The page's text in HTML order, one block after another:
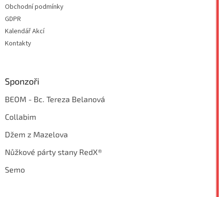
Obchodní podmínky
GDPR
Kalendář Akcí
Kontakty
Sponzoři
BEOM - Bc. Tereza Belanová
Collabim
Džem z Mazelova
Nůžkové párty stany RedX®
Semo